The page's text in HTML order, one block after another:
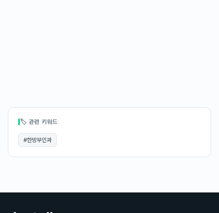
🏷 관련 키워드
#한방부인과